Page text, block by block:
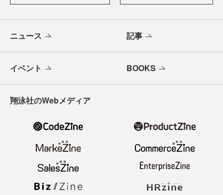
ニュース 記事
イベント BOOKS
翔泳社のWebメディア